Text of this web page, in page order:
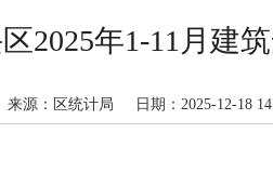
2025年1-11月建
来源：区统计局 日期：2025-12-18